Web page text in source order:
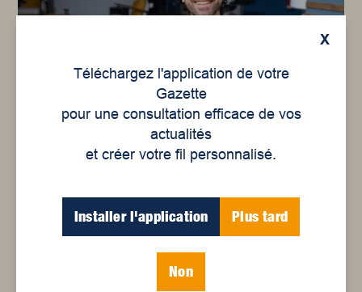
Simon Beaudry
X
Téléchargez l'application de votre
Gazette
pour une consultation efficace de vos
actualités
et créer votre fil personnalisé.
Installer l'application Plus tard
Non